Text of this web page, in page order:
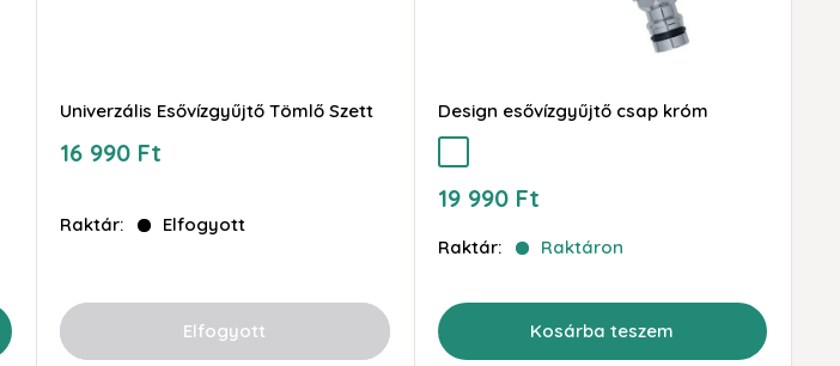
Univerzális Esővízgyűjtő Tömlő Szett
Akciós
16 990 Ft
Raktár: Elfogyott
Elfogyott
Design esővízgyűjtő csap króm
Akciós
19 990 Ft
Raktár: Raktáron
Kosárba teszem